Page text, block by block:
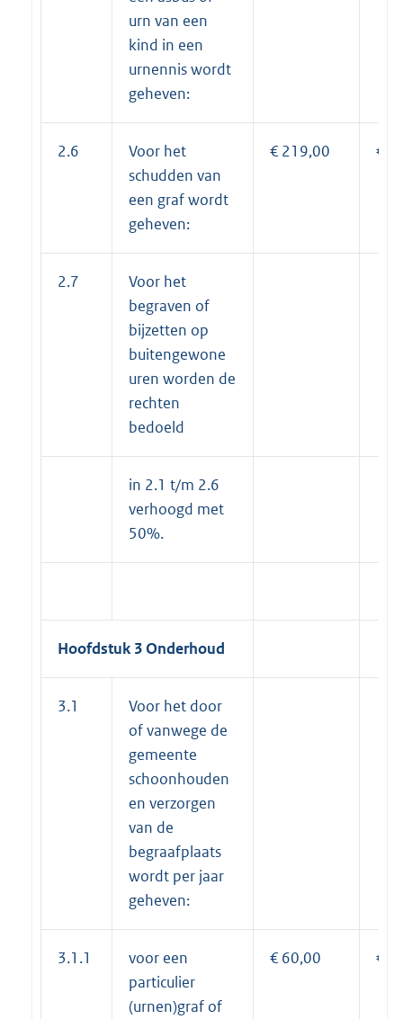
urn van een
kind in een
urnennis wordt
geheven:
2.6
Voor het
schudden van
een graf wordt
geheven:
€ 219,00 €
2.7
Voor het
begraven of
bijzetten op
buitengewone
uren worden de
rechten
bedoeld
in 2.1 t/m 2.6
verhoogd met
50%.
Hoofdstuk 3 Onderhoud
3.1
Voor het door
of vanwege de
gemeente
schoonhouden
en verzorgen
van de
begraafplaats
wordt per jaar
geheven:
3.1.1
voor een
particulier
(urnen)graf of
€ 60,00 €